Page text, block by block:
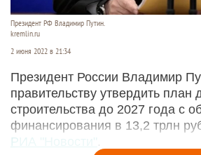
Президент РФ Владимир Путин.
kremlin.ru
2 июня 2022 в 21:34
Президент России Владимир
правительству утвердить план
строительства до 2027 года с
финансирования в 13,2 трлн
РИА "Новости"